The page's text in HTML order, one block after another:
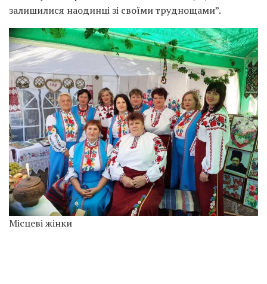
залишилися наодинці зі своїми труднощами”.
Місцеві жінки